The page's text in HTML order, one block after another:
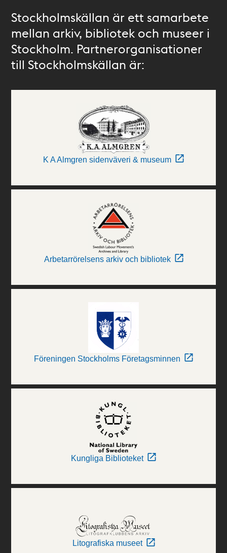
Stockholmskällan är ett samarbete
mellan arkiv, bibliotek och museer i
Stockholm. Partnerorganisationer
till Stockholmskällan är:
K A Almgren sidenväveri & museum
Arbetarrörelsens arkiv och bibliotek
Föreningen Stockholms Företagsminnen
Kungliga Biblioteket
Litografiska museet